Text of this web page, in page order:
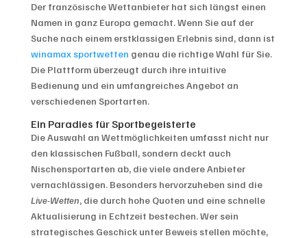
Der französische Wettanbieter hat sich längst einen
Namen in ganz Europa gemacht. Wenn Sie auf der
Suche nach einem erstklassigen Erlebnis sind, dann ist
winamax sportwetten genau die richtige Wahl für Sie.
Die Plattform überzeugt durch ihre intuitive
Bedienung und ein umfangreiches Angebot an
verschiedenen Sportarten.
Ein Paradies für Sportbegeisterte
Die Auswahl an Wettmöglichkeiten umfasst nicht nur
den klassischen Fußball, sondern deckt auch
Nischensportarten ab, die viele andere Anbieter
vernachlässigen. Besonders hervorzuheben sind die
Live-Wetten, die durch hohe Quoten und eine schnelle
Aktualisierung in Echtzeit bestechen. Wer sein
strategisches Geschick unter Beweis stellen möchte,